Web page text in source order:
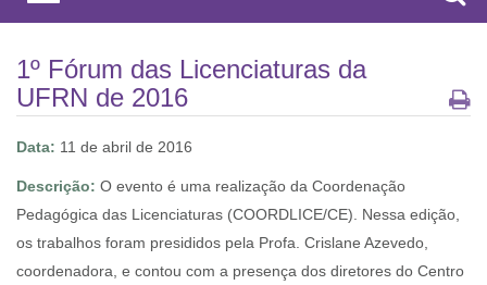
1º Fórum das Licenciaturas da
UFRN de 2016
Data: 11 de abril de 2016
Descrição: O evento é uma realização da Coordenação
Pedagógica das Licenciaturas (COORDLICE/CE). Nessa edição,
os trabalhos foram presididos pela Profa. Crislane Azevedo,
coordenadora, e contou com a presença dos diretores do Centro